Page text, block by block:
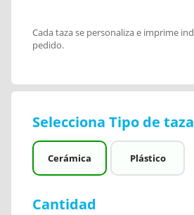
Cada taza se personaliza e imprime
pedido.
Selecciona Tipo de taza
Cerámica Plástico
Cantidad